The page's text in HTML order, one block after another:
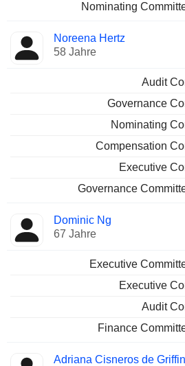
Nominating
Noreena Hertz
58 Jahre
Audit
Governance
Nominating
Compensation
Executive
Governance
Dominic Ng
67 Jahre
Executive
Executive
Audit
Finance
Adriana Cisneros de Griffin